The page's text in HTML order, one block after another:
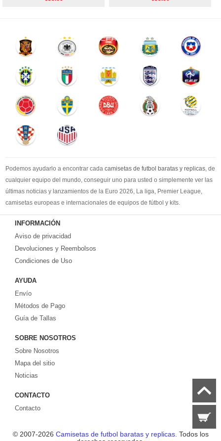
Podemos ayudarlo a encontrar cada camisetas de futbol baratas y replicas , de
cualquier equipo del mundo, conseguir uno para usted o simplemente ver las
últimas noticias y lanzamientos de la Euro 2026, La liga, Premier League,
camisetas europeas e internacionales de equipos de fútbol y kits.
Comprecamisetas de futbol baratasen la tienda deportiva más grande de
Europa. ¡Grandes ofertas en todas las camisetas del club de fútbol, ​​kits
europeos e internacionales, todo a los precios más bajos!
Compre nuestra gran selección de
equipaciones, camisetas y un portero a partir de €17.6. Diseños de fútbol
INFORMACIÓN
Aviso de privacidad
Devoluciones y Reembolsos
Condiciones de Uso
AYUDA
Envío
Métodos de Pago
Guía de Tallas
SOBRE NOSOTROS
Sobre Nosotros
Mapa del sitio
Noticias
CONTACTO
Contacto
© 2007-2026 Camisetas de futbol baratas y replicas. Todos los